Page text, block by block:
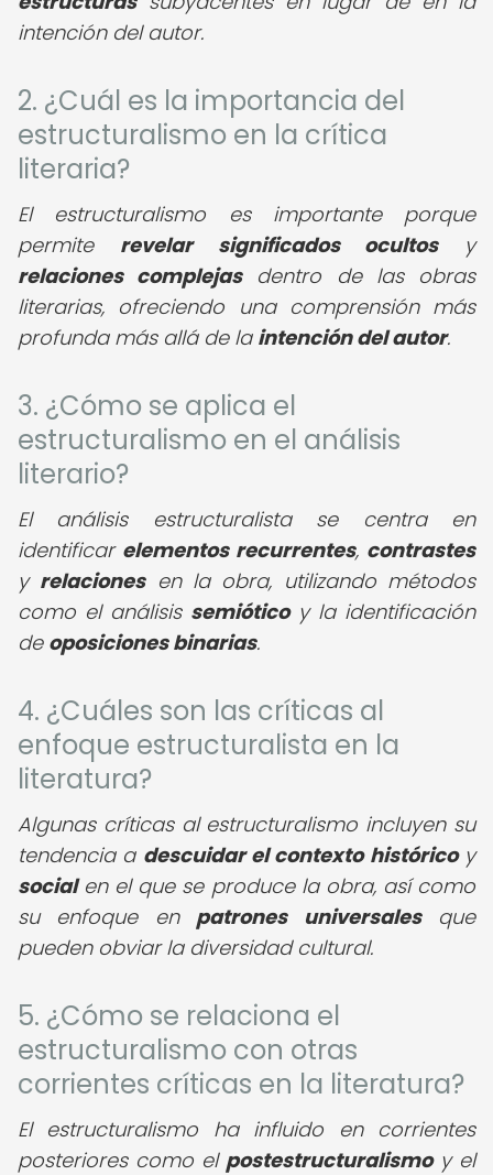
intención del autor.
2. ¿Cuál es la importancia del
estructuralismo en la crítica
literaria?
El estructuralismo es importante porque
permite revelar significados ocultosy
relaciones complejasdentro de las obras
literarias, ofreciendo una comprensión más
profunda más allá de la intención del autor.
3. ¿Cómo se aplica el
estructuralismo en el análisis
literario?
El análisis estructuralista se centra en
identificar elementos recurrentes, contrastes
y relacionesen la obra, utilizando métodos
como el análisis semióticoy la identificación
de oposiciones binarias.
4. ¿Cuáles son las críticas al
enfoque estructuralista en la
literatura?
Algunas críticas al estructuralismo incluyen su
tendencia a descuidar el contexto históricoy
socialen el que se produce la obra, así como
su enfoque en patrones universalesque
pueden obviar la diversidad cultural.
5. ¿Cómo se relaciona el
estructuralismo con otras
corrientes críticas en la literatura?
El estructuralismo ha influido en corrientes
posteriores como el postestructuralismoy el